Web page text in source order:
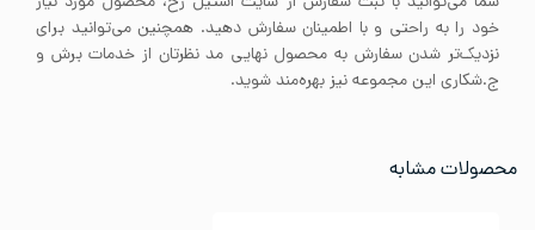
خود را به راحتی و با اطمینان سفارش دهید. همچنین می‌توانید برای
نزدیک‌تر شدن سفارش به محصول نهایی مد نظرتان از خدمات برش و
ج.شکاری این مجموعه نیز بهره‌مند شوید.
محصولات مشابه